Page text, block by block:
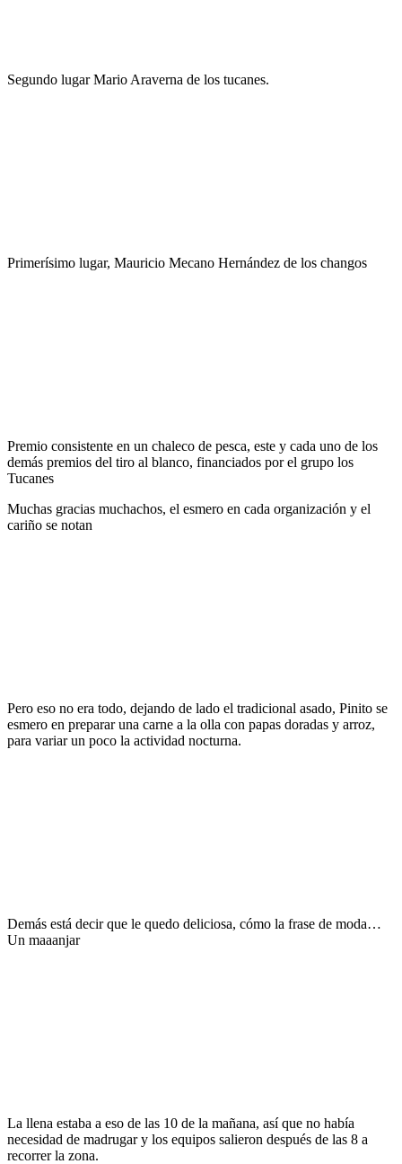
Segundo lugar Mario Araverna de los tucanes.
Primerísimo lugar, Mauricio Mecano Hernández de los changos
Premio consistente en un chaleco de pesca, este y cada uno de los
demás premios del tiro al blanco, financiados por el grupo los
Tucanes
Muchas gracias muchachos, el esmero en cada organización y el
cariño se notan
Pero eso no era todo, dejando de lado el tradicional asado, Pinito se
esmero en preparar una carne a la olla con papas doradas y arroz,
para variar un poco la actividad nocturna.
Demás está decir que le quedo deliciosa, cómo la frase de moda…
Un maaanjar
La llena estaba a eso de las 10 de la mañana, así que no había
necesidad de madrugar y los equipos salieron después de las 8 a
recorrer la zona.